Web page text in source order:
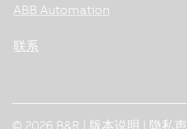
ABB Automation
联系
© 2026 B&R | 版本说明 隐私